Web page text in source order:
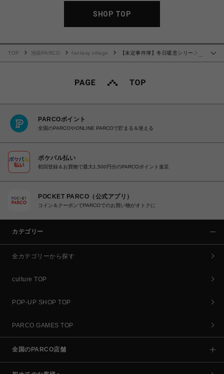
SHOP TOP
TOP 池袋PARCO fantasy village
【未定事件簿】冬日暖意シリーズ
PARCOポイント
全国のPARCOやONLINE PARCOで貯まる＆使える
ポケパル払い
初回登録＆お買物で最大1,500円分のPARCOポイント進呈
POCKET PARCO（公式アプリ）
コイン＆クーポンでPARCOでのお買い物がオトクに
カテゴリー
全カテゴリーから探す
culture TOP
POP-UP SHOP TOP
PARCO GAMES TOP
全国のPARCO店舗